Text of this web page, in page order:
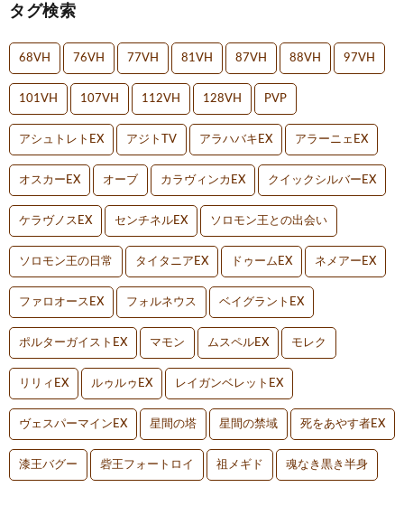
タグ検索
68VH 76VH 77VH 81VH 87VH 88VH 97VH
101VH 107VH 112VH 128VH PVP
アシュトレトEX アジトTV アラハバキEX アラーニェEX
オスカーEX オーブ カラヴィンカEX クイックシルバーEX
ケラヴノスEX センチネルEX ソロモン王との出会い
ソロモン王の日常 タイタニアEX ドゥームEX ネメアーEX
ファロオースEX フォルネウス ベイグラントEX
ポルターガイストEX マモン ムスペルEX モレク
リリィEX ルゥルゥEX レイガンベレットEX
ヴェスパーマインEX 星間の塔 星間の禁域 死をあやす者EX
漆王バグー 砦王フォートロイ 祖メギド 魂なき黒き半身